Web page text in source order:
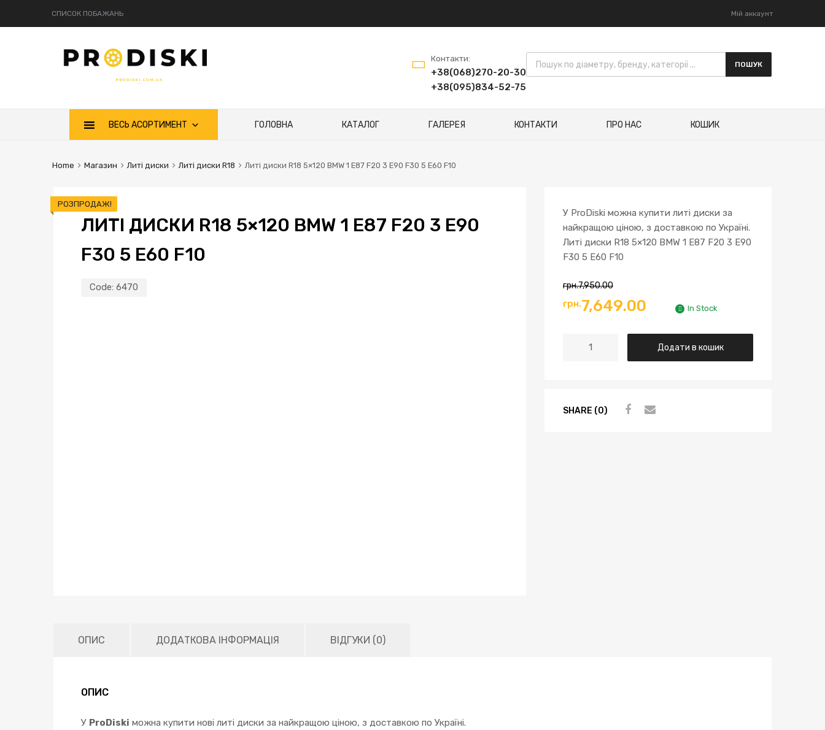
СПИСОК ПОБАЖАНЬ Мій аккаунт
Контакти:
+38(068)270-20-30
+38(095)834-52-75
ПОШУК
ВЕСЬ АСОРТИМЕНТ ГОЛОВНА КАТАЛОГ ГАЛЕРЕЯ КОНТАКТИ ПРО НАС КОШИК
Home Магазин Литі диски Литі диски R18 Литі диски R18 5×120 BMW 1 E87 F20 3 E90 F30 5 E60 F10
ЛИТІ ДИСКИ R18 5×120 BMW 1 E87 F20 3 E90
F30 5 E60 F10
Code: 6470
РОЗПРОДАЖ!
У ProDiski можна купити литі диски за
найкращою ціною, з доставкою по Україні.
Литі диски R18 5×120 BMW 1 E87 F20 3 E90
F30 5 E60 F10
грн.7,950.00
грн.7,649.00 In Stock
Додати в кошик
SHARE (0)
ОПИС ДОДАТКОВА ІНФОРМАЦІЯ ВІДГУКИ (0)
ОПИС
У ProDiski можна купити нові литі диски за найкращою ціною, з доставкою по Україні.